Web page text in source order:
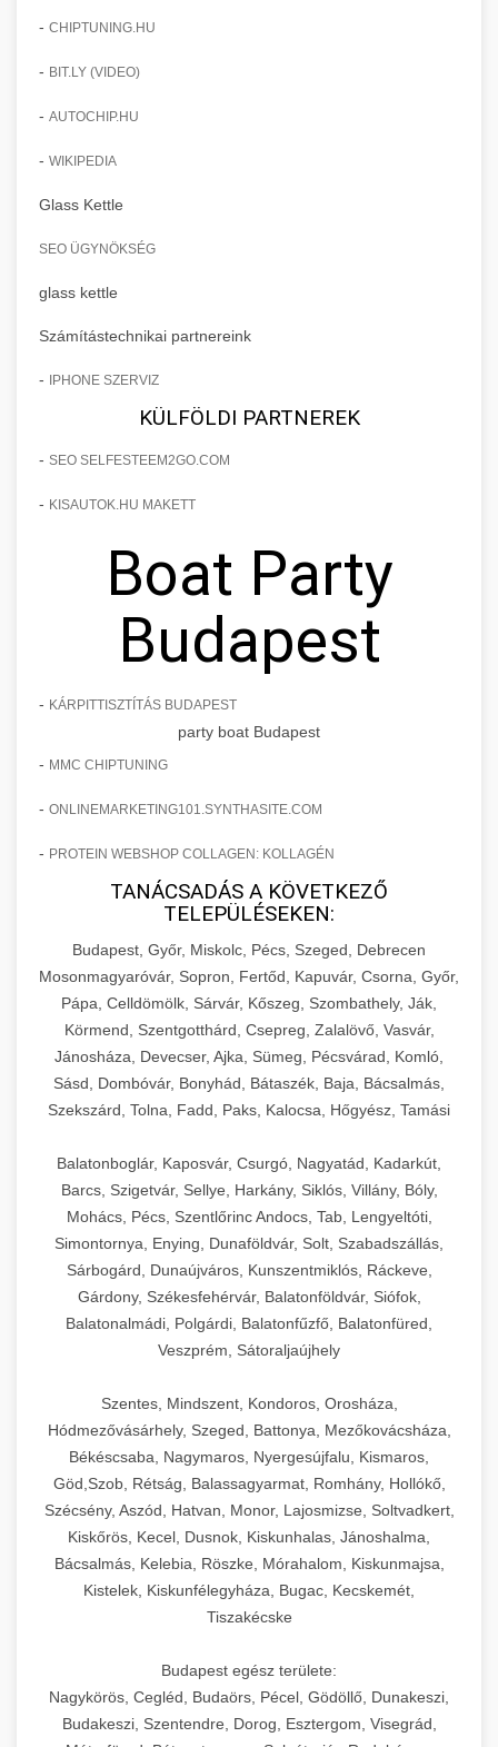
- CHIPTUNING.HU
- BIT.LY (VIDEO)
- AUTOCHIP.HU
- WIKIPEDIA
Glass Kettle
SEO ÜGYNÖKSÉG
glass kettle
Számítástechnikai partnereink
- IPHONE SZERVIZ
KÜLFÖLDI PARTNEREK
- SEO SELFESTEEM2GO.COM
- KISAUTOK.HU MAKETT
Boat Party
Budapest
- KÁRPITTISZTÍTÁS BUDAPEST
party boat Budapest
- MMC CHIPTUNING
- ONLINEMARKETING101.SYNTHASITE.COM
- PROTEIN WEBSHOP COLLAGEN: KOLLAGÉN
TANÁCSADÁS A KÖVETKEZŐ
TELEPÜLÉSEKEN:
Budapest, Győr, Miskolc, Pécs, Szeged, Debrecen
Mosonmagyaróvár, Sopron, Fertőd, Kapuvár, Csorna, Győr,
Pápa, Celldömölk, Sárvár, Kőszeg, Szombathely, Ják,
Körmend, Szentgotthárd, Csepreg, Zalalövő, Vasvár,
Jánosháza, Devecser, Ajka, Sümeg, Pécsvárad, Komló,
Sásd, Dombóvár, Bonyhád, Bátaszék, Baja, Bácsalmás,
Szekszárd, Tolna, Fadd, Paks, Kalocsa, Hőgyész, Tamási
Balatonboglár, Kaposvár, Csurgó, Nagyatád, Kadarkút,
Barcs, Szigetvár, Sellye, Harkány, Siklós, Villány, Bóly,
Mohács, Pécs, Szentlőrinc Andocs, Tab, Lengyeltóti,
Simontornya, Enying, Dunaföldvár, Solt, Szabadszállás,
Sárbogárd, Dunaújváros, Kunszentmiklós, Ráckeve,
Gárdony, Székesfehérvár, Balatonföldvár, Siófok,
Balatonalmádi, Polgárdi, Balatonfűzfő, Balatonfüred,
Veszprém, Sátoraljaújhely
Szentes, Mindszent, Kondoros, Orosháza,
Hódmezővásárhely, Szeged, Battonya, Mezőkovácsháza,
Békéscsaba, Nagymaros, Nyergesújfalu, Kismaros,
Göd,Szob, Rétság, Balassagyarmat, Romhány, Hollókő,
Szécsény, Aszód, Hatvan, Monor, Lajosmizse, Soltvadkert,
Kiskőrös, Kecel, Dusnok, Kiskunhalas, Jánoshalma,
Bácsalmás, Kelebia, Röszke, Mórahalom, Kiskunmajsa,
Kistelek, Kiskunfélegyháza, Bugac, Kecskemét,
Tiszakécske
Budapest egész területe:
Nagykörös, Cegléd, Budaörs, Pécel, Gödöllő, Dunakeszi,
Budakeszi, Szentendre, Dorog, Esztergom, Visegrád,